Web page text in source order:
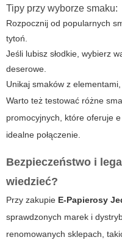
Tipy przy wyborze smaku:
Rozpocznij od popularnych
tytoń.
Jeśli lubisz słodkie, wybierz
deserowe.
Unikaj smaków z
Warto też testować różne
promocyjnych, które oferuje
idealne połączenie.
Bezpieczeństwo i
wiedzieć?
Przy zakupie E-Papierosy
sprawdzonych marek i
renomowanych sklepach,